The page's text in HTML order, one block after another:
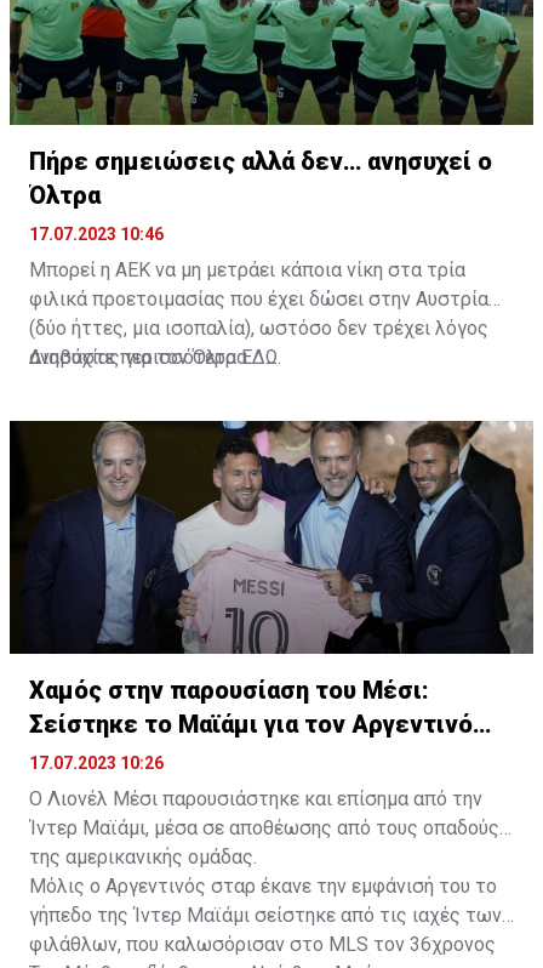
Πήρε σημειώσεις αλλά δεν… ανησυχεί ο
Όλτρα
17.07.2023 10:46
Μπορεί η ΑΕΚ να μη μετράει κάποια νίκη στα τρία
φιλικά προετοιμασίας που έχει δώσει στην Αυστρία
(δύο ήττες, μια ισοπαλία), ωστόσο δεν τρέχει λόγος
ανησυχίας για τον Όλτρα.
Διαβάστε περισσότεραΕΔΩ
Χαμός στην παρουσίαση του Μέσι:
Σείστηκε το Μαϊάμι για τον Αργεντινό
σταρ
17.07.2023 10:26
Ο Λιονέλ Μέσι παρουσιάστηκε και επίσημα από την
Ίντερ Μαϊάμι, μέσα σε αποθέωσης από τους οπαδούς
της αμερικανικής ομάδας.
Μόλις ο Αργεντινός σταρ έκανε την εμφάνισή του το
γήπεδο της Ίντερ Μαϊάμι σείστηκε από τις ιαχές των
φιλάθλων, που καλωσόρισαν στο MLS τον 36χρονος